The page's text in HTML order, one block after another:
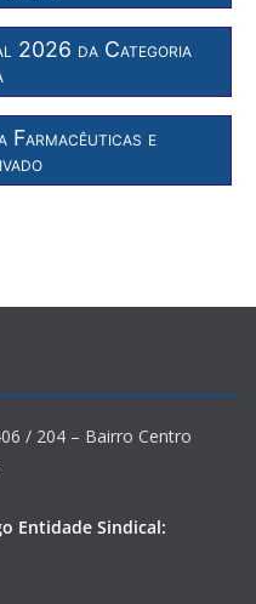
2026 da Categoria
Farmacêuticas e
/ 204 – Bairro Centro
Entidade Sindical: